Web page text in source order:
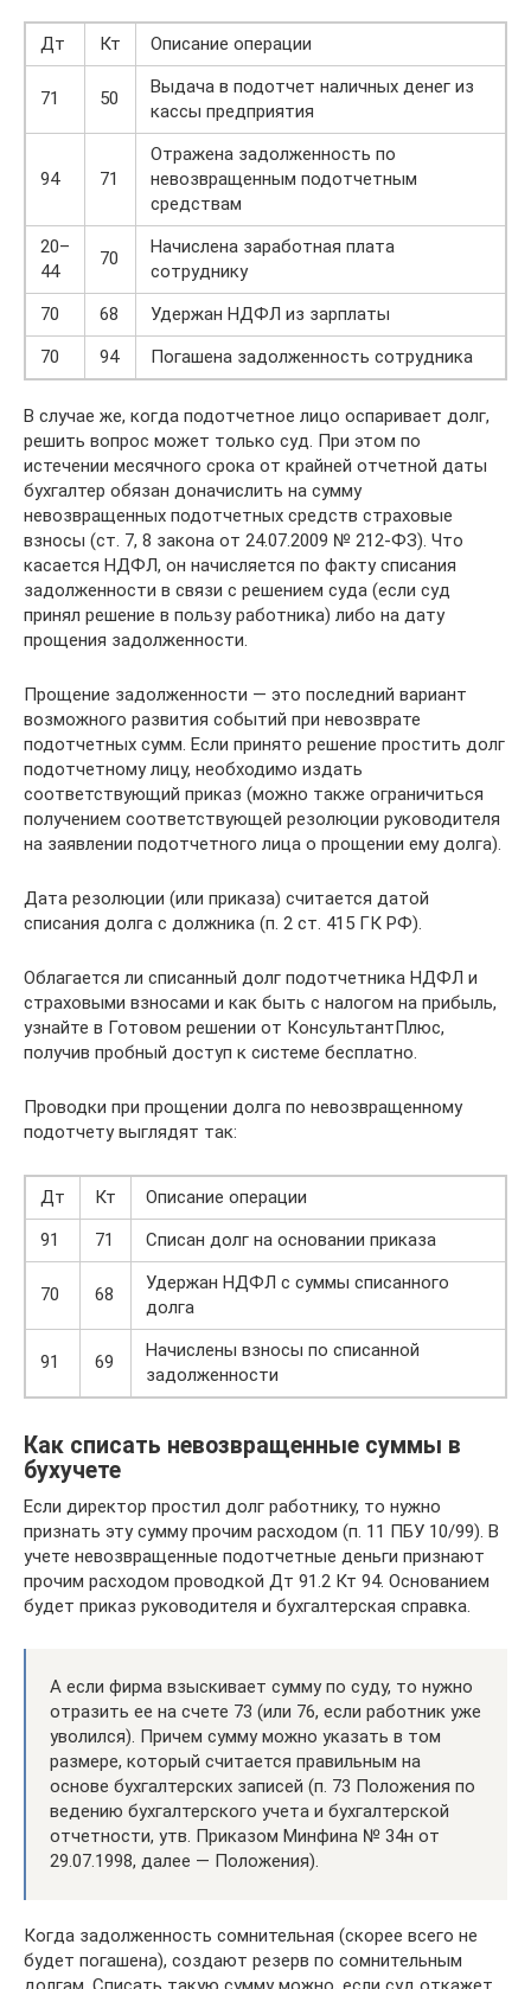
Дт Кт Описание операции
71 50
Выдача в подотчет наличных денег из
кассы предприятия
94 71
Отражена задолженность по
невозвращенным подотчетным
средствам
20–
44
70
Начислена заработная плата
сотруднику
70
68
Удержан НДФЛ из зарплаты
70
94 Погашена задолженность сотрудника
В случае же, когда подотчетное лицо оспаривает долг,
решить вопрос может только суд. При этом по
истечении месячного срока от крайней отчетной даты
бухгалтер обязан доначислить на сумму
невозвращенных подотчетных средств страховые
взносы (ст. 7, 8 закона от 24.07.2009 № 212-ФЗ). Что
касается НДФЛ, он начисляется по факту списания
задолженности в связи с решением суда (если суд
принял решение в пользу работника) либо на дату
прощения задолженности.
Прощение задолженности — это последний вариант
возможного развития событий при невозврате
подотчетных сумм. Если принято решение простить долг
подотчетному лицу, необходимо издать
соответствующий приказ (можно также ограничиться
получением соответствующей резолюции руководителя
на заявлении подотчетного лица о прощении ему долга).
Дата резолюции (или приказа) считается датой
списания долга с должника (п. 2 ст. 415 ГК РФ).
Облагается ли списанный долг подотчетника НДФЛ и
страховыми взносами и как быть с налогом на прибыль,
узнайте в Готовом решении от КонсультантПлюс,
получив пробный доступ к системе бесплатно.
Проводки при прощении долга по невозвращенному
подотчету выглядят так:
Дт Кт
Описание операции
91
71 Списан долг на основании приказа
70 68
Удержан НДФЛ с суммы списанного
долга
91 69
Начислены взносы по списанной
задолженности
Как списать невозвращенные суммы в
бухучете
Если директор простил долг работнику, то нужно
признать эту сумму прочим расходом (п. 11 ПБУ 10/99). В
учете невозвращенные подотчетные деньги признают
прочим расходом проводкой Дт 91.2 Кт 94. Основанием
будет приказ руководителя и бухгалтерская справка.
А если фирма взыскивает сумму по суду, то нужно
отразить ее на счете 73 (или 76, если работник уже
уволился). Причем сумму можно указать в том
размере, который считается правильным на
основе бухгалтерских записей (п. 73 Положения по
ведению бухгалтерского учета и бухгалтерской
отчетности, утв. Приказом Минфина № 34н от
29.07.1998, далее — Положения).
Когда задолженность сомнительная (скорее всего не
будет погашена), создают резерв по сомнительным